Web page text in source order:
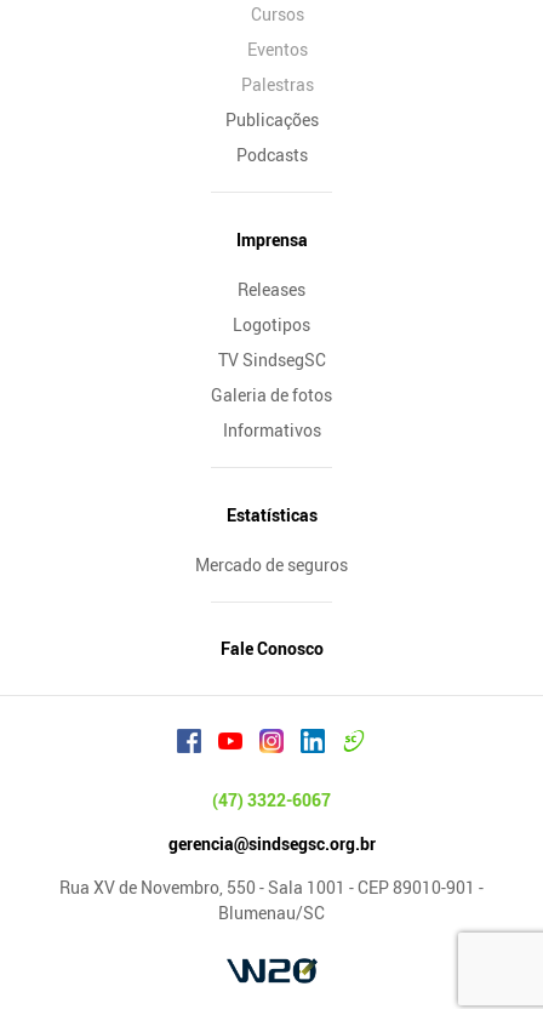
Cursos
Eventos
Palestras
Publicações
Podcasts
Imprensa
Releases
Logotipos
TV SindsegSC
Galeria de fotos
Informativos
Estatísticas
Mercado de seguros
Fale Conosco
(47) 3322-6067
gerencia@sindsegsc.org.br
Rua XV de Novembro, 550 - Sala 1001 - CEP 89010-901 -
Blumenau/SC